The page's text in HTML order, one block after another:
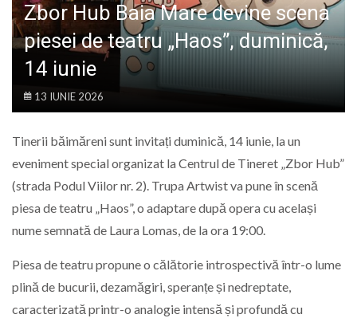
Zbor Hub Baia Mare devine scena
piesei de teatru „Haos”, duminică,
14 iunie
13 IUNIE 2026
Tinerii băimăreni sunt invitați duminică, 14 iunie, la un
eveniment special organizat la Centrul de Tineret „Zbor Hub”
(strada Podul Viilor nr. 2). Trupa Artwist va pune în scenă
piesa de teatru „Haos”, o adaptare după opera cu același
nume semnată de Laura Lomas, de la ora 19:00.
Piesa de teatru propune o călătorie introspectivă într-o lume
plină de bucurii, dezamăgiri, speranțe și nedreptate,
caracterizată printr-o analogie intensă și profundă cu